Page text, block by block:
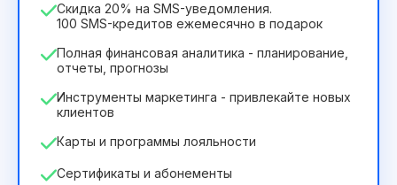
Скидка 20% на SMS-уведомления.
100 SMS-кредитов ежемесячно в подарок
Полная финансовая аналитика - планирование,
отчеты, прогнозы
Инструменты маркетинга - привлекайте новых
клиентов
Карты и программы лояльности
Сертификаты и абонементы